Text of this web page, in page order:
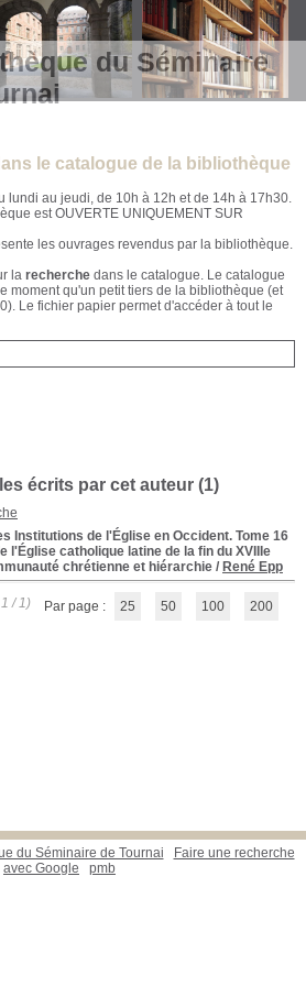
du Séminaire
le catalogue de la bibliothèque
lundi au jeudi, de 10h à 12h et de 14h à 17h30.
est OUVERTE UNIQUEMENT SUR
les ouvrages revendus par la bibliothèque.
la recherche dans le catalogue. Le catalogue
moment qu'un petit tiers de la bibliothèque (et
Le fichier papier permet d'accéder à tout le
écrits par cet auteur (1)
Institutions de l'Église en Occident. Tome 16
l'Église catholique latine de la fin du XVIIIe
chrétienne et hiérarchie / René Epp
/ 1) Par page : 25 50 100 200
du Séminaire de Tournai
Faire une recherche
avec Google
pmb